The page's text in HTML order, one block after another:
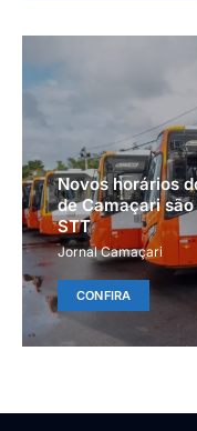
Novos horários
de Camaçari
STT
Jornal Camaçari
CONFIRA